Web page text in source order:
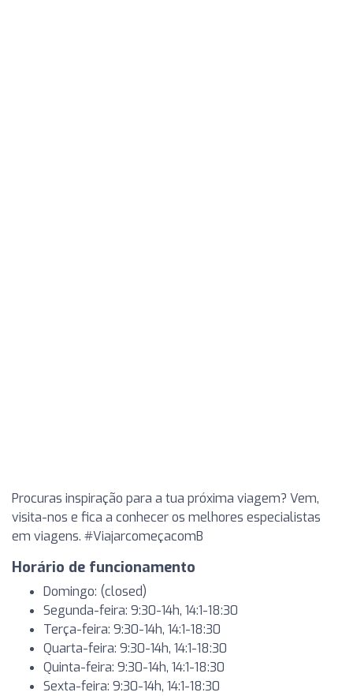
Procuras inspiração para a tua próxima viagem? Vem,
visita-nos e fica a conhecer os melhores especialistas
em viagens. #ViajarcomeçacomB
Horário de funcionamento
Domingo: (closed)
Segunda-feira: 9:30-14h, 14:1-18:30
Terça-feira: 9:30-14h, 14:1-18:30
Quarta-feira: 9:30-14h, 14:1-18:30
Quinta-feira: 9:30-14h, 14:1-18:30
Sexta-feira: 9:30-14h, 14:1-18:30